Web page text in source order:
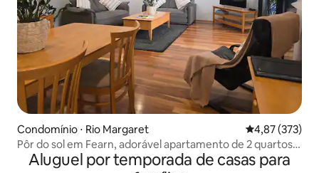
Condomínio ⋅ Rio Margaret 4,87 de uma
4,87 (373)
Pôr do sol em Fearn, adorável apartamento de 2 quartos
*com banheira de hidromassagem
Aluguel por temporada de casas para